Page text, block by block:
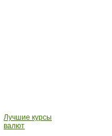
Лучшие курсы
валют